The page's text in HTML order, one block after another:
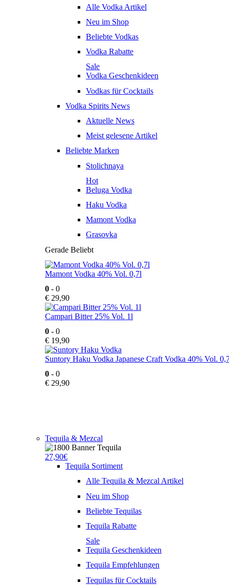
Alle Vodka Artikel
Neu im Shop
Beliebte Vodkas
Vodka Rabatte
Sale
Vodka Geschenkideen
Vodkas für Cocktails
Vodka Spirits News
Aktuelle News
Meist gelesene Artikel
Beliebte Marken
Stolichnaya
Hot
Beluga Vodka
Haku Vodka
Mamont Vodka
Grasovka
Gerade Beliebt
Mamont Vodka 40% Vol. 0,7l
0 - 0
€ 29,90
Campari Bitter 25% Vol. 1l
0 - 0
€ 19,90
Suntory Haku Vodka Japanese Craft Vodka 40% Vol.
0 - 0
€ 29,90
Tequila & Mezcal
27,90€
Tequila Sortiment
Alle Tequila & Mezcal Artikel
Neu im Shop
Beliebte Tequilas
Tequila Rabatte
Sale
Tequila Geschenkideen
Tequila Empfehlungen
Tequilas für Cocktails